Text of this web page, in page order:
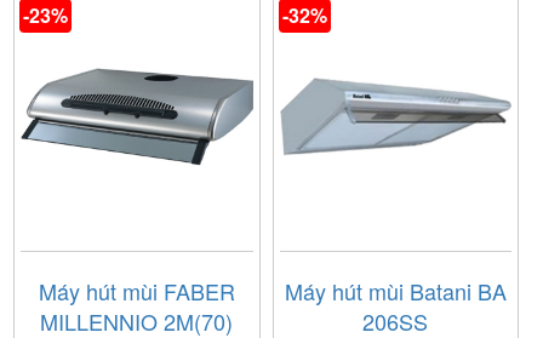
-23%
Máy hút mùi FABER
MILLENNIO 2M(70)
-32%
Máy hút mùi Batani BA
206SS